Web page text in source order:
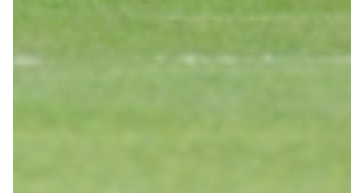
Helan x Genoa